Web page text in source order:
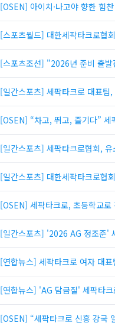
[OSEN] 아이치·나고야 향한 힘
[스포츠월드] 대한세팍타크로협
[스포츠조선] "2026년 준비 출
[일간스포츠] 세팍타크로 대표팀
[OSEN] “차고, 뛰고, 즐기다” 세
[일간스포츠] 세팍타크로협회,
[일간스포츠] 대한세팍타크로협
[OSEN] 세팍타크로, 초등학교로
[일간스포츠] '2026 AG 정조준'
[연합뉴스] 세팍타크로 여자 대
[연합뉴스] 'AG 담금질' 세팍타
[OSEN] “세팍타크로 신흥 강국